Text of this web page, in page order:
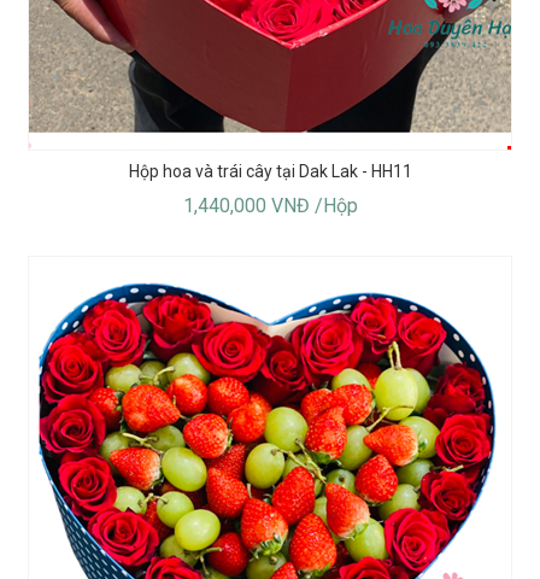
Hộp hoa và trái cây tại Dak Lak - HH11
1,440,000 VNĐ /Hộp